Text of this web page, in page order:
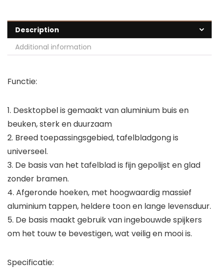
Description
Additional information
Functie:
1. Desktopbel is gemaakt van aluminium buis en
beuken, sterk en duurzaam
2. Breed toepassingsgebied, tafelbladgong is
universeel.
3. De basis van het tafelblad is fijn gepolijst en glad
zonder bramen.
4. Afgeronde hoeken, met hoogwaardig massief
aluminium tappen, heldere toon en lange levensduur.
5. De basis maakt gebruik van ingebouwde spijkers
om het touw te bevestigen, wat veilig en mooi is.
Specificatie: